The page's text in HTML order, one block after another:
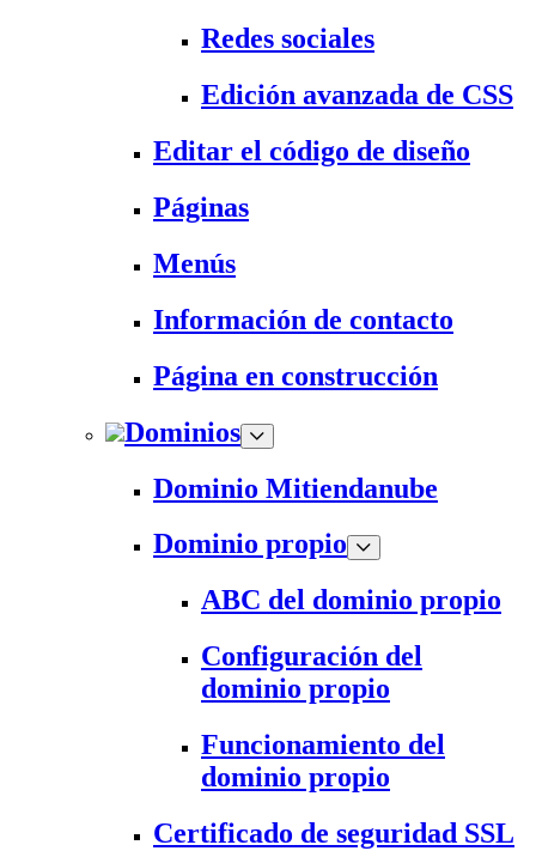
Redes sociales
Edición avanzada de CSS
Editar el código de diseño
Páginas
Menús
Información de contacto
Página en construcción
Dominios
Dominio Mitiendanube
Dominio propio
ABC del dominio propio
Configuración del
dominio propio
Funcionamiento del
dominio propio
Certificado de seguridad SSL